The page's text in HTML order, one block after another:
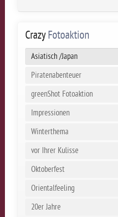
CrazyFotoaktion
Asiatisch /Japan
Piratenabenteuer
greenShot Fotoaktion
Impressionen
Winterthema
vor Ihrer Kulisse
Oktoberfest
Orientalfeeling
20er Jahre